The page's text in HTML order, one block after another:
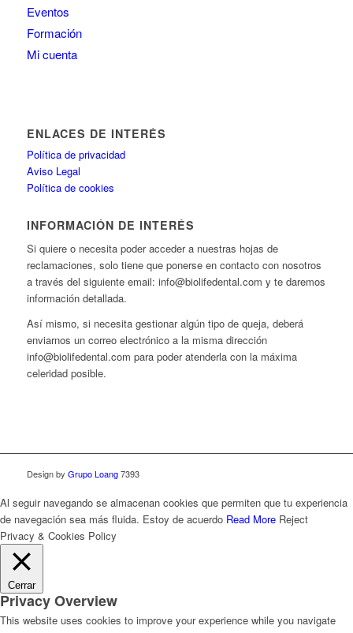
Eventos
Formación
Mi cuenta
ENLACES DE INTERÉS
Política de privacidad
Aviso Legal
Política de cookies
INFORMACIÓN DE INTERÉS
Si quiere o necesita poder acceder a nuestras hojas de
reclamaciones, solo tiene que ponerse en contacto con nosotros
a través del siguiente email: info@biolifedental.com y te daremos
información detallada.
Así mismo, si necesita gestionar algún tipo de queja, deberá
enviarnos un correo electrónico a la misma dirección
info@biolifedental.com para poder atenderla con la máxima
celeridad posible.
Design by Grupo Loang7393
Al seguir navegando se almacenan cookies que permiten que tu experiencia
de navegación sea más fluida. Estoy de acuerdo Read More Reject
Privacy & Cookies Policy
Cerrar
Privacy Overview
This website uses cookies to improve your experience while you navigate